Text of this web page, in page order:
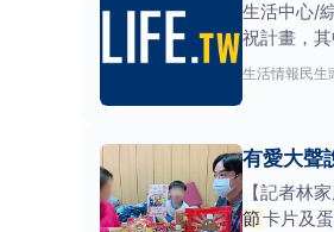
生活中心/
祝計畫，
生活情報民生
有愛大聲
【記者
節卡片及